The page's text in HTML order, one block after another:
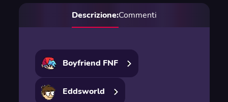
Descrizione:Commenti
Boyfriend FNF
Eddsworld